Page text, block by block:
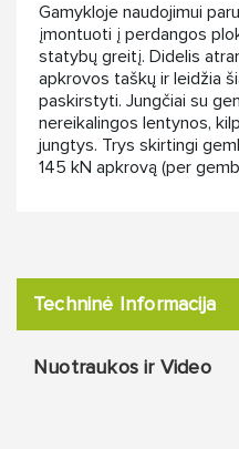
Gamykloje naudojimui
įmontuoti į perdangos
statybų greitį. Didelis
apkrovos taškų ir leidžia
paskirstyti. Jungčiai su
nereikalingos lentynos,
jungtys. Trys skirtingi
145 kN apkrovą (per
Techninė Informacija
Nuotraukos ir Video